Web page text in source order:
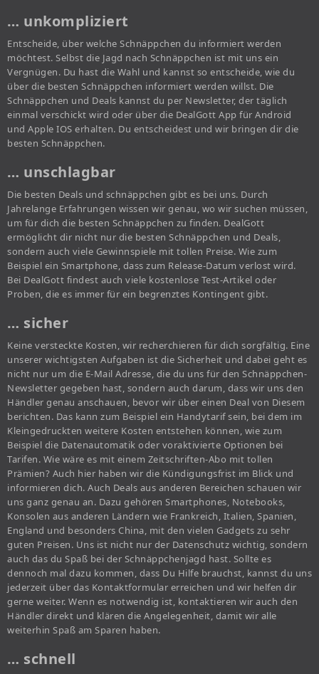
… unkompliziert
Entscheide, über welche Schnäppchen du informiert werden
möchtest. Selbst die Jagd nach Schnäppchen ist mit uns ein
Vergnügen. Du hast die Wahl und kannst so entscheide, wie du
über die besten Schnäppchen informiert werden willst. Die
Schnäppchen und Deals kannst du per Newsletter, der täglich
einmal verschickt wird oder über die DealGott App für Android
und Apple IOS erhalten. Du entscheidest und wir bringen dir die
besten Schnäppchen.
… unschlagbar
Die besten Deals und schnäppchen gibt es bei uns. Durch
Jahrelange Erfahrungen wissen wir genau, wo wir suchen müssen,
um für dich die besten Schnäppchen zu finden. DealGott
ermöglicht dir nicht nur die besten Schnäppchen und Deals,
sondern auch viele Gewinnspiele mit tollen Preise. Wie zum
Beispiel ein Smartphone, dass zum Release-Datum verlost wird.
Bei DealGott findest auch viele kostenlose Test-Artikel oder
Proben, die es immer für ein begrenztes Kontingent gibt.
… sicher
Keine versteckte Kosten, wir recherchieren für dich sorgfältig. Eine
unserer wichtigsten Aufgaben ist die Sicherheit und dabei geht es
nicht nur um die E-Mail Adresse, die du uns für den Schnäppchen-
Newsletter gegeben hast, sondern auch darum, dass wir uns den
Händler genau anschauen, bevor wir über einen Deal von Diesem
berichten. Das kann zum Beispiel ein Handytarif sein, bei dem im
Kleingedruckten weitere Kosten entstehen können, wie zum
Beispiel die Datenautomatik oder voraktivierte Optionen bei
Tarifen. Wie wäre es mit einem Zeitschriften-Abo mit tollen
Prämien? Auch hier haben wir die Kündigungsfrist im Blick und
informieren dich. Auch Deals aus anderen Bereichen schauen wir
uns ganz genau an. Dazu gehören Smartphones, Notebooks,
Konsolen aus anderen Ländern wie Frankreich, Italien, Spanien,
England und besonders China, mit den vielen Gadgets zu sehr
guten Preisen. Uns ist nicht nur der Datenschutz wichtig, sondern
auch das du Spaß bei der Schnäppchenjagd hast. Sollte es
dennoch mal dazu kommen, dass Du Hilfe brauchst, kannst du uns
jederzeit über das Kontaktformular erreichen und wir helfen dir
gerne weiter. Wenn es notwendig ist, kontaktieren wir auch den
Händler direkt und klären die Angelegenheit, damit wir alle
weiterhin Spaß am Sparen haben.
… schnell